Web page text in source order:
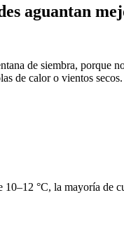
aguantan
de siembra, porque
de calor o vientos
°C, la mayoría de